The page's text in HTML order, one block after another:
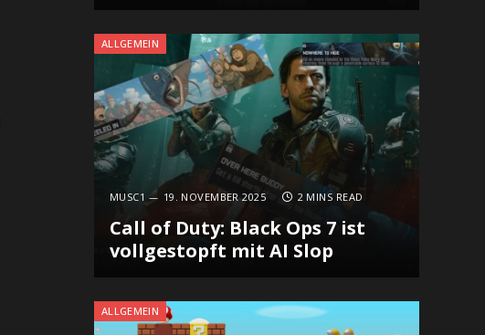
ALLGEMEIN
MUSC1 19. NOVEMBER 2025 2 MINS READ
Call of Duty: Black Ops 7 ist
vollgestopft mit AI Slop
ALLGEMEIN